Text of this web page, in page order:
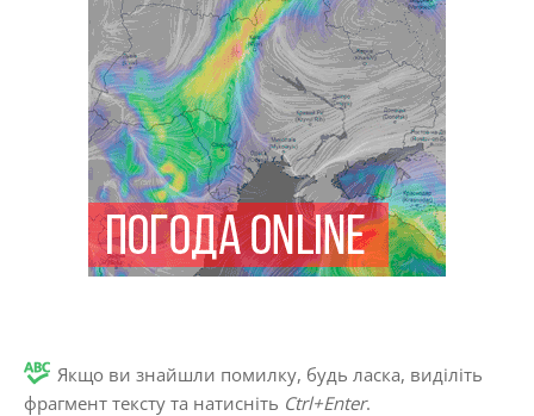
Якщо ви знайшли помилку, будь ласка, виділіть
фрагмент тексту та натисніть Ctrl+Enter.